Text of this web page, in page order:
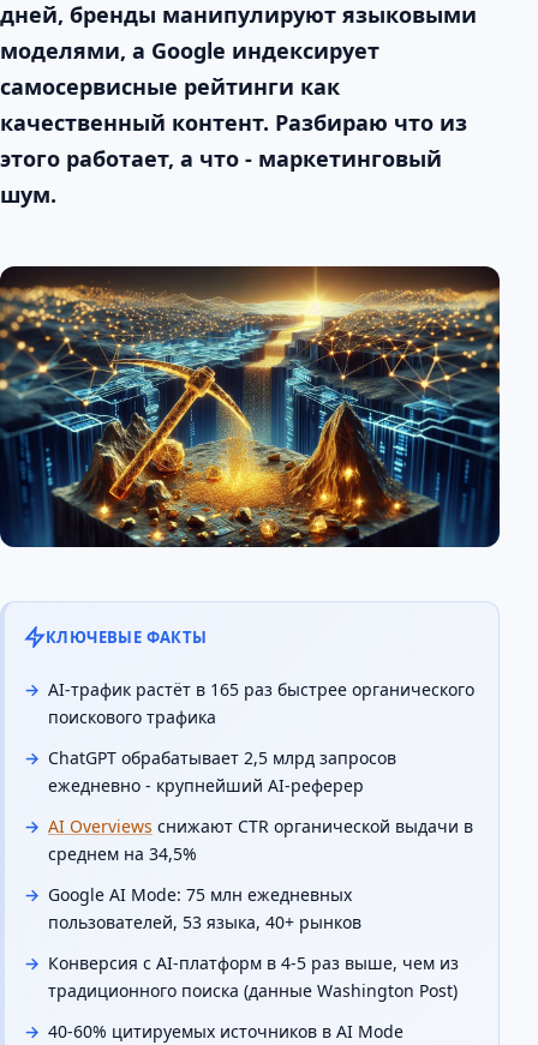
дней, бренды манипулируют языковыми
моделями, а Google индексирует
самосервисные рейтинги как
качественный контент. Разбираю что из
этого работает, а что - маркетинговый
шум.
КЛЮЧЕВЫЕ ФАКТЫ
AI-трафик растёт в 165 раз быстрее органического
поискового трафика
ChatGPT обрабатывает 2,5 млрд запросов
ежедневно - крупнейший AI-реферер
AI Overviews снижают CTR органической выдачи в
среднем на 34,5%
Google AI Mode: 75 млн ежедневных
пользователей, 53 языка, 40+ рынков
Конверсия с AI-платформ в 4-5 раз выше, чем из
традиционного поиска (данные Washington Post)
40-60% цитируемых источников в AI Mode